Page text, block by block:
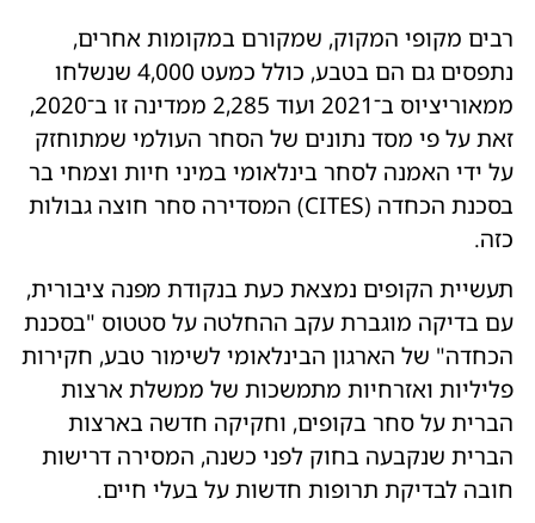
רבים מקופי המקוק, שמקורם במקומות אחרים,
נתפסים גם הם בטבע, כולל כמעט 4,000 שנשלחו
ממאוריציוס ב־2021 ועוד 2,285 ממדינה זו ב־2020,
זאת על פי מסד נתונים של הסחר העולמי שמתוחזק
על ידי האמנה לסחר בינלאומי במיני חיות וצמחי בר
בסכנת הכחדה (CITES) המסדירה סחר חוצה גבולות
כזה.
תעשיית הקופים נמצאת כעת בנקודת מפנה ציבורית,
עם בדיקה מוגברת עקב ההחלטה על סטטוס "בסכנת
הכחדה" של הארגון הבינלאומי לשימור טבע, חקירות
פליליות ואזרחיות מתמשכות של ממשלת ארצות
הברית על סחר בקופים, וחקיקה חדשה בארצות
הברית שנקבעה בחוק לפני כשנה, המסירה דרישות
חובה לבדיקת תרופות חדשות על בעלי חיים.